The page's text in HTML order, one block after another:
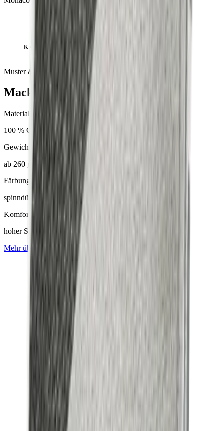
KATALOG ANSEHEN
Muster & Beratung auf Anfrage
Mackintosh®
Material
100 % Olefin
Gewicht
ab 260 g/m²
Färbung
spinndüsengefärbt
Komfort
hoher Sitzkomfort
Mehr über